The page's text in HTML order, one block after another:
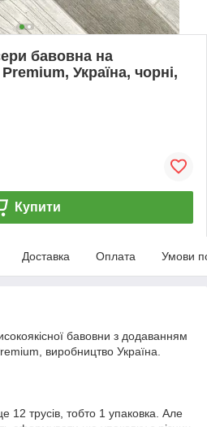
бавовна на
Україна, чорні,
Купити
Доставка Оплата Умови
бавовни з додаванням
виробництво Україна.
12 трусів, тобто 1 упаковка. Але